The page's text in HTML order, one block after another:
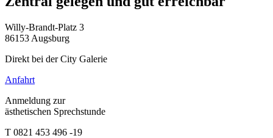
Willy-Brandt-Platz 3
86153 Augsburg
Direkt bei der City Galerie
Anfahrt
Anmeldung zur
ästhetischen Sprechstunde
T 0821 453 496 -19